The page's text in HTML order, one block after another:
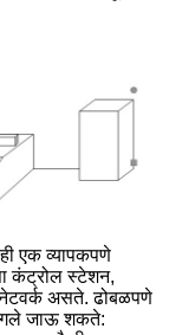
एक व्यापकपणे
कंट्रोल स्टेशन,
असते. ढोबळपणे
जाऊ शकते: